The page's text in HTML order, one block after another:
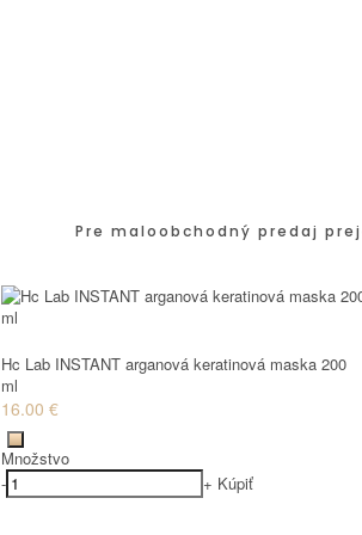
Pre maloobchodný predaj
Hc Lab INSTANT arganová keratinová maska 200
ml
16.00 €
Množstvo
-
+ Kúpiť